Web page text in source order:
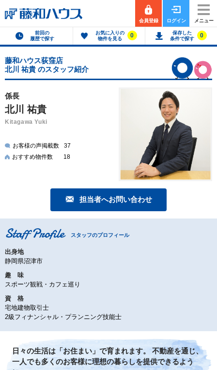
会員登録 ログイン メニュー
前回の
履歴で探す
お気に入りの
物件を見る
0
保存した
条件で探す
0
藤和ハウス荻窪店
北川 祐貴 のスタッフ紹介
係長
北川 祐貴
Kitagawa Yuki
お客様の声掲載数
37
おすすめ物件数
18
担当者へお問い合わせ
スタッフのプロフィール
出身地
静岡県沼津市
趣 味
スポーツ観戦・カフェ巡り
資 格
宅地建物取引士
2級フィナンシャル・プランニング技能士
日々の生活は「お住まい」で育まれます。 不動産を通じ、
一人でも多くのお客様に理想の暮らしを提供できるよう